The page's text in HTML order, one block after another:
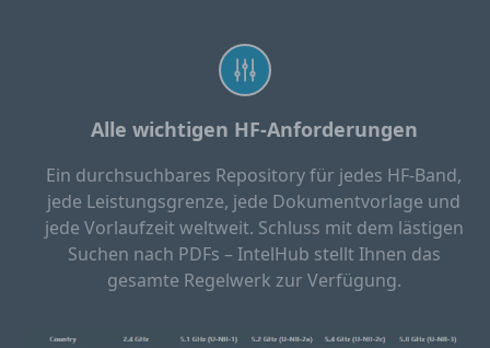
Alle wichtigen HF-Anforderungen
Ein durchsuchbares Repository für jedes HF-Band,
jede Leistungsgrenze, jede Dokumentvorlage und
jede Vorlaufzeit weltweit. Schluss mit dem lästigen
Suchen nach PDFs – IntelHub stellt Ihnen das
gesamte Regelwerk zur Verfügung.